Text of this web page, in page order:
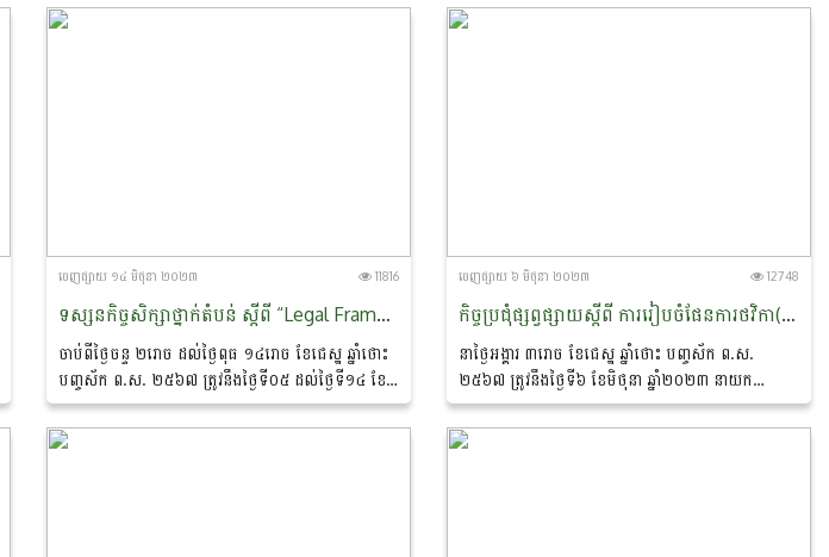
ដ្ឋានកសិ-ឧស្សាហកម្ម នៃក្រសួងកសិកម្ម...
ដ្ឋានកសិ-ឧស្សាហកម្ម...
ចេញ​ផ្សាយ​ ១៤ មិថុនា ២០២៣ 11816
ទស្សនកិច្ចសិក្សាថ្នាក់តំបន់ ស្តីពី “Legal Framework and Official Control System of Indonesia’s Fishery Sector” នៅប្រទេសឥណ្ឌូនេស៊ី
ចាប់ពីថ្ងៃចន្ទ ២រោច ដល់ថ្ងៃពុធ ១៤រោច ខែជេស្ឋ ឆ្នាំថោះ
បញ្ចស័ក ព.ស. ២៥៦៧ ត្រូវនឹងថ្ងៃទី០៥ ដល់ថ្ងៃទី១៤ ខែ
មិថុនា ឆ្នាំ២០២៣ លោកបណ្ឌិត ធន់ សុភ័ក្រ្ត អនុប្រធាន
ការិយាល័យកសិ-ពាណិជ្ជកម្ម...
ចេញ​ផ្សាយ​ ៦ មិថុនា ២០២៣ 12748
កិច្ចប្រជុំផ្សព្វផ្សាយស្តីពី ការរៀបចំផែនការថវិកា(ទម្រង់ P3,P4) និងរបាយការណ៍ប្រចាំត្រីមាស(ទម្រង់ M1) និងរបាយការណ៍ប្រចាំឆ្នាំ (ទម្រង់ M2)
នាថ្ងៃអង្គារ ៣រោច ខែជេស្ឋ ឆ្នាំថោះ បញ្ចស័ក ព.ស.
២៥៦៧ ត្រូវនឹងថ្ងៃទី៦ ខែមិថុនា ឆ្នាំ២០២៣ នាយក
ដ្ឋានកសិ-ឧស្សាហកម្ម បានរៀបចំកិច្ចប្រជុំផ្សព្វផ្សាយស្តីពី
ការរៀបចំផែនការថវិកា(ទម្រង់...